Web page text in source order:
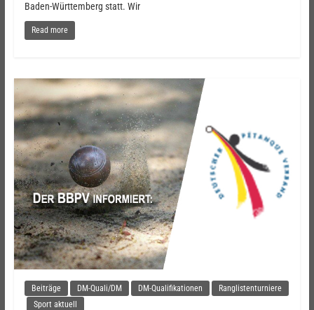
Baden-Württemberg statt. Wir
Read more
Beiträge DM-Quali/DM DM-Qualifikationen
Ranglistenturniere
Sport aktuell